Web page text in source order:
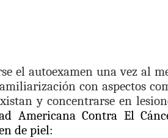
el autoexamen una vez al
con aspectos
y concentrarse en
Americana Contra El
de piel: